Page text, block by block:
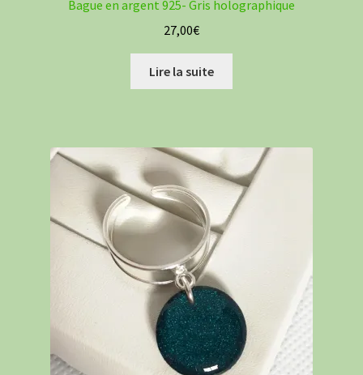
Bague en argent 925- Gris holographique
27,00€
Lire la suite